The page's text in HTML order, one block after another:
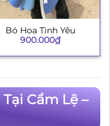
Bó Hoa Tình Yêu
900.000₫
Cẩm Lệ –